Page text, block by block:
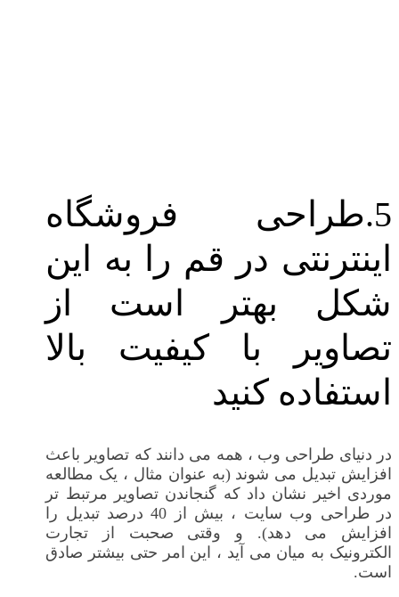
5.طراحی فروشگاه
اینترنتی در قم را به این
شکل بهتر است از
تصاویر با کیفیت بالا
استفاده کنید
در دنیای طراحی وب ، همه می دانند که تصاویر باعث
افزایش تبدیل می شوند (به عنوان مثال ، یک مطالعه
موردی اخیر نشان داد که گنجاندن تصاویر مرتبط تر
در طراحی وب سایت ، بیش از 40 درصد تبدیل را
افزایش می دهد). و وقتی صحبت از تجارت
الکترونیک به میان می آید ، این امر حتی بیشتر صادق
است.